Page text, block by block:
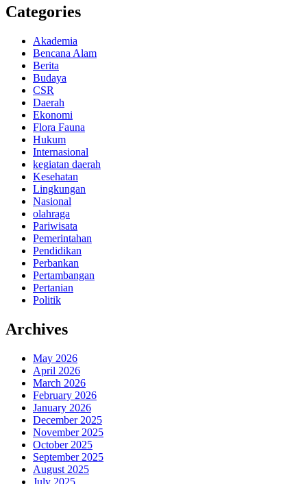
Categories
Akademia
Bencana Alam
Berita
Budaya
CSR
Daerah
Ekonomi
Flora Fauna
Hukum
Internasional
kegiatan daerah
Kesehatan
Lingkungan
Nasional
olahraga
Pariwisata
Pemerintahan
Pendidikan
Perbankan
Pertambangan
Pertanian
Politik
Archives
May 2026
April 2026
March 2026
February 2026
January 2026
December 2025
November 2025
October 2025
September 2025
August 2025
July 2025